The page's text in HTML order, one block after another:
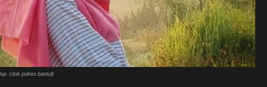
(dok polres bantul)